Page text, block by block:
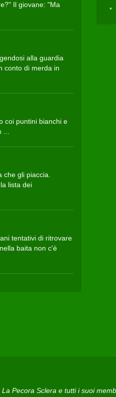
Il giovane: "Ma
alla guardia
conto di merda in
coi puntini bianchi e
gli piaccia.
lista dei
tentativi di ritrovare
baita non c'è
Pecora Sclera e tutti i suoi